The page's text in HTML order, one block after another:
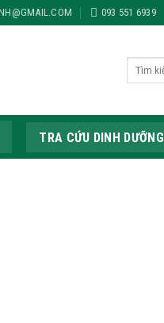
093 551 6939
TRA CỨU DINH DƯỠNG